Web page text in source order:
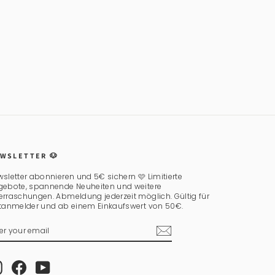
🐶
abonnieren und 5€ sichern 🩷 Limitierte
spannende Neuheiten und weitere
Abmeldung jederzeit möglich. Gültig für
und ab einem Einkaufswert von 50€.
InstagramFacebookYouTube